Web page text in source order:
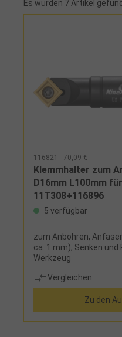
Es wurden 7 Artikel
116821 - 70,09 €
Klemmhalter zum
D16mm L100mm
11T308+116896
5 verfügbar
zum Anbohren,
ca. 1 mm), Senken
Werkzeug
Vergleichen
Zu den